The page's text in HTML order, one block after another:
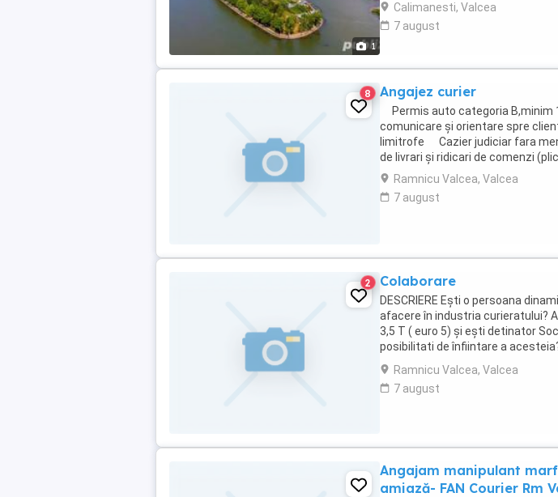
1
Calimanesti, Valcea
7 august
8 Angajez curier
Permis auto categoria
comunicare şi orientare spre
limitrofe Cazier judiciar fara
de livrari şi ridicari de comenzi
Ramnicu Valcea, Valcea
7 august
2 Colaborare
DESCRIERE Eşti o persoana
afacere în industria curieratului?
3,5 T ( euro 5) şi eşti detinator
posibilitati de înfiintare a
colaborare pe ...
Ramnicu Valcea, Valcea
7 august
Angajam manipulant
amiază- FAN Courier Rm